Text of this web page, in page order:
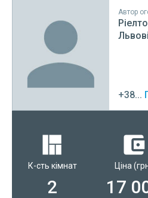
Автор
Львові
+38...
К-сть кімнат
2
Ціна
17